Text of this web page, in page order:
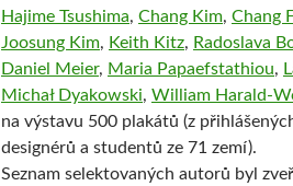
Hajime Tsushima, Chang Kim, Chang
Joosung Kim, Keith Kitz, Radoslava
Daniel Meier, Maria Papaefstathiou,
Michał Dyakowski, William Harald-
na výstavu 500 plakátů (z
designérů a studentů ze 71 zemí).
Seznam selektovaných autorů byl